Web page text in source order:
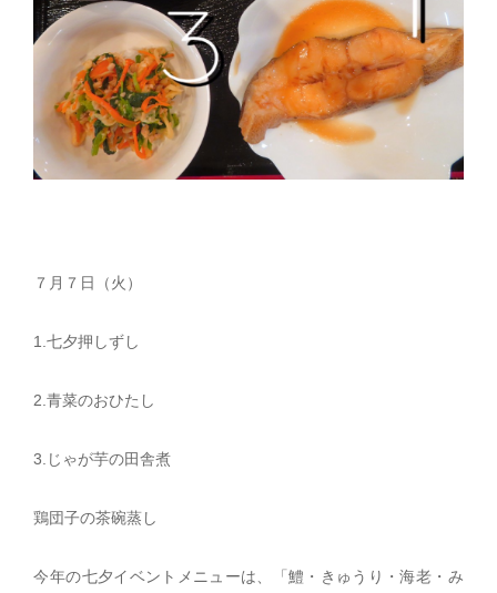
７月７日（火）
1.七夕押しずし
2.青菜のおひたし
3.じゃが芋の田舎煮
鶏団子の茶碗蒸し
今年の七夕イベントメニューは、「鱧・きゅうり・海老・み